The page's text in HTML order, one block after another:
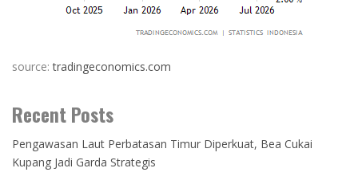
source:tradingeconomics.com
Recent Posts
Pengawasan Laut Perbatasan Timur Diperkuat, Bea Cukai
Kupang Jadi Garda Strategis